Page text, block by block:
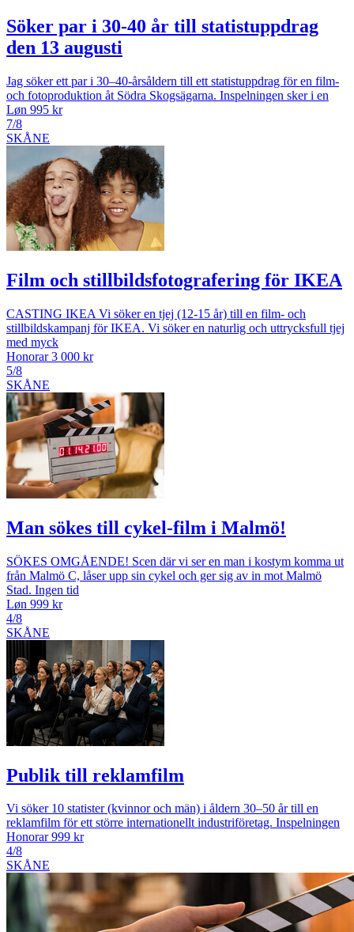
Söker par i 30-40 år till statistuppdrag
den 13 augusti
Jag söker ett par i 30–40-årsåldern till ett statistuppdrag för en film-
och fotoproduktion åt Södra Skogsägarna. Inspelningen sker i en
Løn 995 kr
7/8
SKÅNE
Film och stillbildsfotografering för IKEA
CASTING IKEA Vi söker en tjej (12-15 år) till en film- och
stillbildskampanj för IKEA. Vi söker en naturlig och uttrycksfull tjej
med myck
Honorar 3 000 kr
5/8
SKÅNE
Man sökes till cykel-film i Malmö!
SÖKES OMGÅENDE! Scen där vi ser en man i kostym komma ut
från Malmö C, låser upp sin cykel och ger sig av in mot Malmö
Stad. Ingen tid
Løn 999 kr
4/8
SKÅNE
Publik till reklamfilm
Vi söker 10 statister (kvinnor och män) i åldern 30–50 år till en
reklamfilm för ett större internationellt industriföretag. Inspelningen
Honorar 999 kr
4/8
SKÅNE